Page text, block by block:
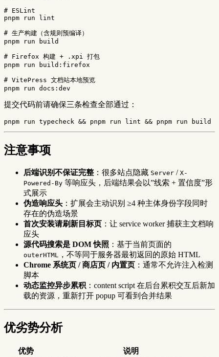
# ESLint
pnpm run lint
# 生产构建（含规则预编译）
pnpm run build
# Firefox 构建 + .xpi 打包
pnpm run build:firefox
# VitePress 文档站本地预览
提交代码前请确保三条检查全部通过：
pnpm run typecheck && pnpm run lint &&
注意事项
后端识别不保证完整 ：很多站点隐藏 Server / X-
Powered-By 等响应头，后端结果会以”线索 + 置信度”形
式展示
伪造响应头 ：扩展会主动识别 ≥4 种主体身份字段同时
存在的伪造场景
首次安装请刷新目标页 ：让 service worker 捕获主文档响
应头
源代码搜索是 DOM 快照 ：基于当前页面的
outerHTML
，不等同于服务器最初返回的原始 HTML
Chrome 系统页 / 商店页 / 内置页 ：通常不允许注入检测
脚本
动态监控异步累积 ：content script 在后台累积交互后新加
载的资源，重新打开 popup 可看到合并结果
优劣势分析
优势
说明